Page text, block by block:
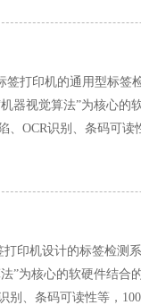
打印机的通用型标签
器视觉算法”为核心的
、OCR识别、条码可读
印机设计的标签检测
”为核心的软硬件结合
别、条码可读性等，